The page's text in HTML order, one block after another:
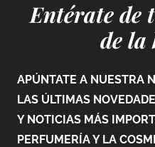
Entérate de
de la
APÚNTATE A NUESTRA
LAS ÚLTIMAS
Y NOTICIAS MÁS
PERFUMERÍA Y LA